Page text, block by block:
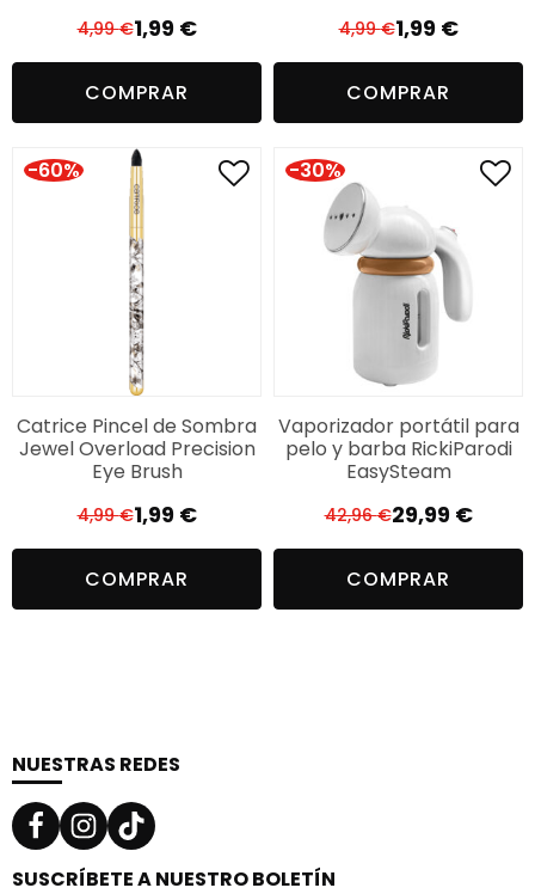
4,99€El
precio
original
era:
4,99 €.
1,99 €
El
precio
actual
es:
1,99 €.
COMPRAR
4,99€El
precio
original
era:
1,99 €
El
precio
actual
es:
COMPRAR
-60%
Catrice Pincel de Sombra
Jewel Overload Precision
Eye Brush
4,99€El
precio
original
era:
1,99 €
El
precio
actual
es:
COMPRAR
-30%
Vaporizador portátil para
pelo y barba RickiParodi
EasySteam
42,96€ El
precio
original
era:
29,99 €
El
precio
actual
es:
COMPRAR
NUESTRAS REDES
SUSCRÍBETE A NUESTRO BOLETÍN